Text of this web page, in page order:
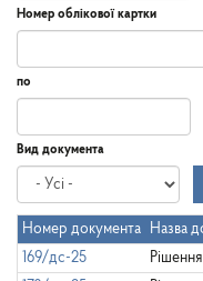
Дата
Дата
створення
з
Номер облікової картки
по
Дата
по
Вид документа
Номер документа Назва
169/дс-25
Рішення